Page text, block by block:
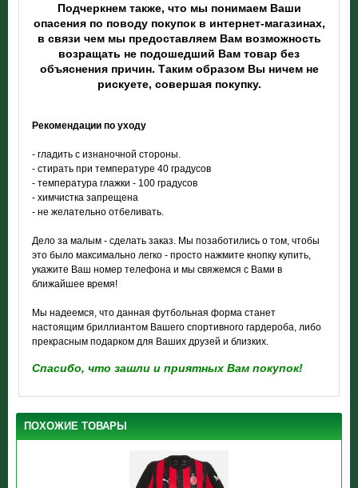
Подчеркнем также, что мы понимаем Ваши
опасения по поводу покупок в интернет-магазинах,
в связи чем мы предоставляем Вам возможность
возращать не подошедший Вам товар без
объяснения причин. Таким образом Вы ничем не
рискуете, совершая покупку.
Рекомендации по уходу
- гладить с изнаночной стороны.
- стирать при температуре 40 градусов
- температура глажки - 100 градусов
- химчистка запрещена
- не желательно отбеливать.
Дело за малым - сделать заказ. Мы позаботились о том, чтобы
это было максимально легко - просто нажмите кнопку купить,
укажите Ваш номер телефона и мы свяжемся с Вами в
ближайшее время!
Мы надеемся, что данная футбольная форма станет
настоящим бриллиантом Вашего спортивного гардероба, либо
прекрасным подарком для Ваших друзей и близких.
Спасибо, что зашли и приятных Вам покупок!
ПОХОЖИЕ ТОВАРЫ